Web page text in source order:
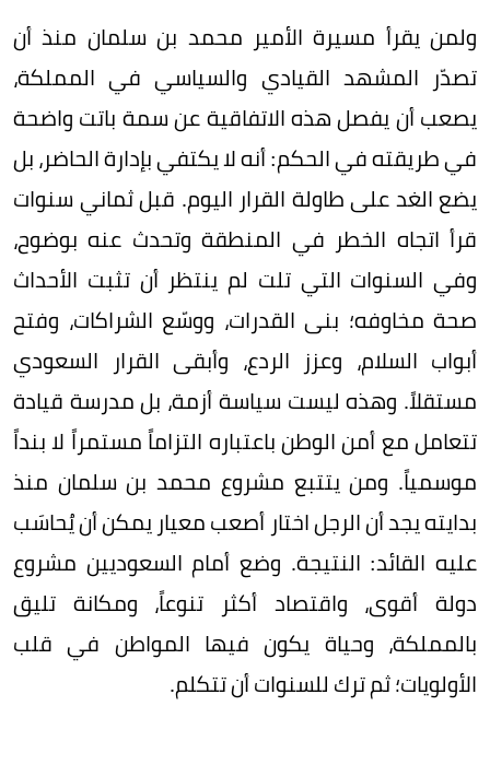
ولمن يقرأ مسيرة الأمير محمد بن سلمان منذ أن
تصدّر المشهد القيادي والسياسي في المملكة،
يصعب أن يفصل هذه الاتفاقية عن سمة باتت واضحة
في طريقته في الحكم: أنه لا يكتفي بإدارة الحاضر، بل
يضع الغد على طاولة القرار اليوم. قبل ثماني سنوات
قرأ اتجاه الخطر في المنطقة وتحدث عنه بوضوح،
وفي السنوات التي تلت لم ينتظر أن تثبت الأحداث
صحة مخاوفه؛ بنى القدرات، ووسّع الشراكات، وفتح
أبواب السلام، وعزز الردع، وأبقى القرار السعودي
مستقلاً. وهذه ليست سياسة أزمة، بل مدرسة قيادة
تتعامل مع أمن الوطن باعتباره التزاماً مستمراً لا بنداً
موسمياً. ومن يتتبع مشروع محمد بن سلمان منذ
بدايته يجد أن الرجل اختار أصعب معيار يمكن أن يُحاسَب
عليه القائد: النتيجة. وضع أمام السعوديين مشروع
دولة أقوى، واقتصاد أكثر تنوعاً، ومكانة تليق
بالمملكة، وحياة يكون فيها المواطن في قلب
الأولويات؛ ثم ترك للسنوات أن تتكلم.